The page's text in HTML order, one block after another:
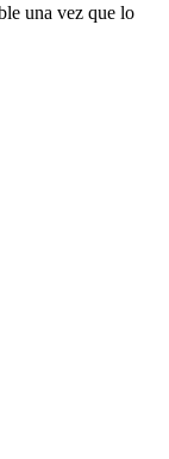
una vez que lo